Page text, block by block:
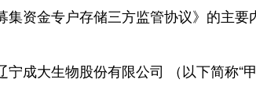
集资金专户存储三方监管协议》的主要
宁成大生物股份有限公司 （以下简称“甲